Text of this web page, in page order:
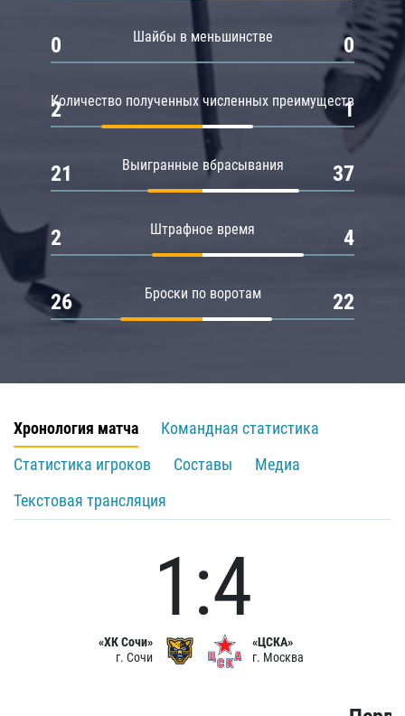
Шайбы в меньшинстве
0 0
Количество полученных численных преимуществ
2 1
Выигранные вбрасывания
21 37
Штрафное время
2 4
Броски по воротам
26 22
Хронология матча
Командная статистика
Статистика игроков
Составы
Медиа
Текстовая трансляция
«ХК Сочи»
г. Сочи
1:4
«ЦСКА»
г. Москва